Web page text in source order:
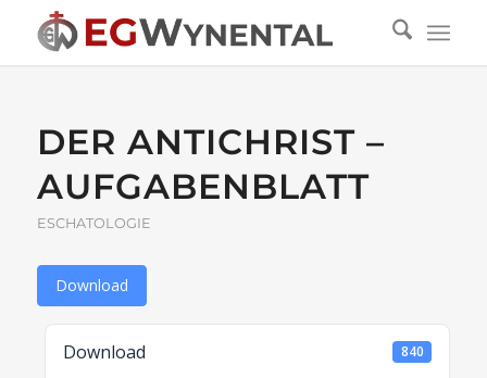
DER ANTICHRIST –
AUFGABENBLATT
ESCHATOLOGIE
Download
Download 840